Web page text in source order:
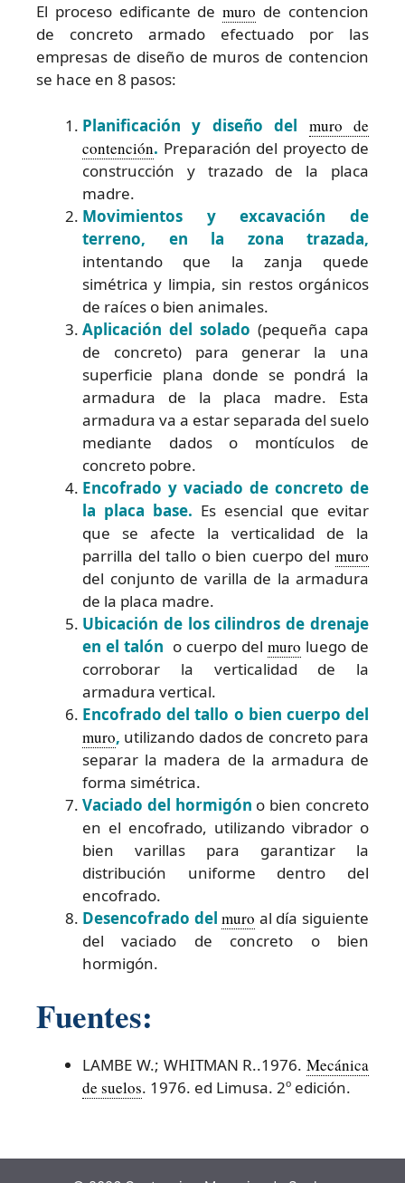
El proceso edificante demuro de contencion
de concreto armado efectuado por las
empresas de diseño de muros de contencion
se hace en 8 pasos:
Planificación y diseño del muro de
contención. Preparación del proyecto de
construcción y trazado de la placa
madre.
Movimientos y excavación de
terreno, en la zona trazada,
intentando que la zanja quede
simétrica y limpia, sin restos orgánicos
de raíces o bien animales.
Aplicación del solado (pequeña capa
de concreto) para generar la una
superficie plana donde se pondrá la
armadura de la placa madre. Esta
armadura va a estar separada del suelo
mediante dados o montículos de
concreto pobre.
Encofrado y vaciado de concreto de
la placa base. Es esencial que evitar
que se afecte la verticalidad de la
parrilla del tallo o bien cuerpo del muro
del conjunto de varilla de la armadura
de la placa madre.
Ubicación de los cilindros de drenaje
en el talón o cuerpo del muro luego de
corroborar la verticalidad de la
armadura vertical.
Encofrado del tallo o bien cuerpo del
muro, utilizando dados de concreto para
separar la madera de la armadura de
forma simétrica.
Vaciado del hormigón o bien concreto
en el encofrado, utilizando vibrador o
bien varillas para garantizar la
distribución uniforme dentro del
encofrado.
Desencofrado delmuro al día siguiente
del vaciado de concreto o bien
hormigón.
Fuentes:
LAMBE W.; WHITMAN R..1976. Mecánica
de suelos. 1976. ed Limusa. 2º edición.